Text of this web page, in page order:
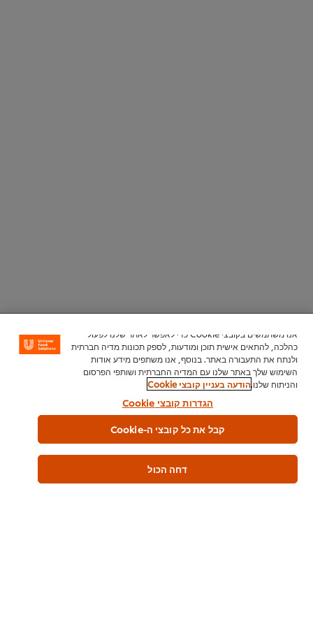
אנו משתמשים בקובצי Cookie כדי לאפשר לאתר שלנו לפעול
כהלכה, להתאים אישית תוכן ומודעות, לספק תכונות מדיה חברתית
ולנתח את התעבורה באתר. בנוסף, אנו משתפים מידע אודות
השימוש שלך באתר שלנו עם המדיה החברתית ושותפי הפרסום
והניתוח שלנו.הודעה בעניין קובצי Cookie
הגדרות קובצי Cookie
דחה הכול
קבל את כל קובצי ה-Cookie